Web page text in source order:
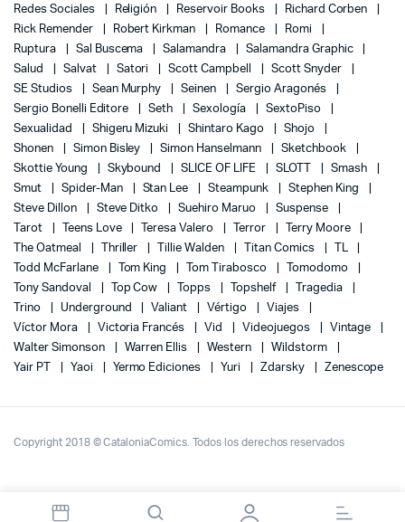
Redes Sociales
Religión Reservoir Books
Richard Corben
Rick Remender
Robert Kirkman Romance
Romi
Ruptura
Sal Buscema Salamandra
Salamandra Graphic
Salud
Salvat Satori Scott Campbell
Scott Snyder
SE Studios
Sean Murphy Seinen
Sergio Aragonés
Sergio Bonelli Editore
Seth Sexología
SextoPiso
Sexualidad
Shigeru Mizuki Shintaro Kago
Shojo
Shonen
Simon Bisley Simon Hanselmann
Sketchbook
Skottie Young
Skybound SLICE OF LIFE SLOTT
Smash
Smut
Spider-Man Stan Lee Steampunk
Stephen King
Steve Dillon
Steve Ditko Suehiro Maruo
Suspense
Tarot
Teens Love Teresa Valero Terror
Terry Moore
The Oatmeal
Thriller Tillie Walden Titan Comics
TL
Todd McFarlane
Tom King Tom Tirabosco
Tomodomo
Tony Sandoval
Top Cow Topps Topshelf
Tragedia
Trino
Underground Valiant Vértigo
Viajes
Víctor Mora
Victoria Francés Vid Videojuegos
Vintage
Walter Simonson
Warren Ellis Western
Wildstorm
Yair PT
Yaoi Yermo Ediciones Yuri Zdarsky Zenescope
Copyright 2018 © CataloniaComics. Todos los derechos reservados